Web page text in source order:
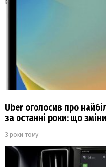
Uber оголосив про
за останні роки: що
3 роки тому